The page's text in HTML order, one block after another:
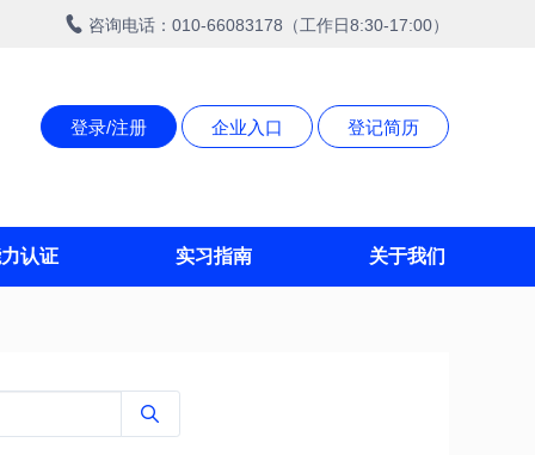
咨询电话：010-66083178（工作日8:30-17:00）
登录/注册 企业入口 登记简历
认证 实习指南 关于我们